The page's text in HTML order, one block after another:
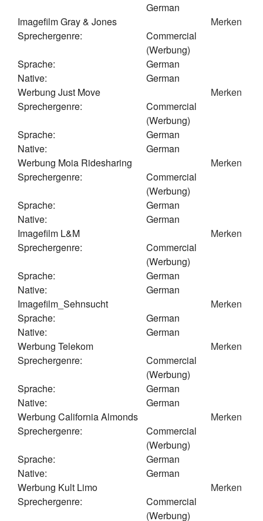
German
Imagefilm Gray & Jones
Sprechergenre:
Commercial
(Werbung)
Sprache:
German
Native:
German
Merken
Werbung Just Move
Sprechergenre:
Commercial
(Werbung)
Sprache:
German
Native:
German
Merken
Werbung Moia Ridesharing
Sprechergenre:
Commercial
(Werbung)
Sprache:
German
Native:
German
Merken
Imagefilm L&M
Sprechergenre:
Commercial
(Werbung)
Sprache:
German
Native:
German
Merken
Imagefilm_Sehnsucht
Sprache:
German
Native:
German
Merken
Werbung Telekom
Sprechergenre:
Commercial
(Werbung)
Sprache:
German
Native:
German
Merken
Werbung California Almonds
Sprechergenre:
Commercial
(Werbung)
Sprache:
German
Native:
German
Merken
Werbung Kult Limo
Sprechergenre:
Commercial
(Werbung)
Merken